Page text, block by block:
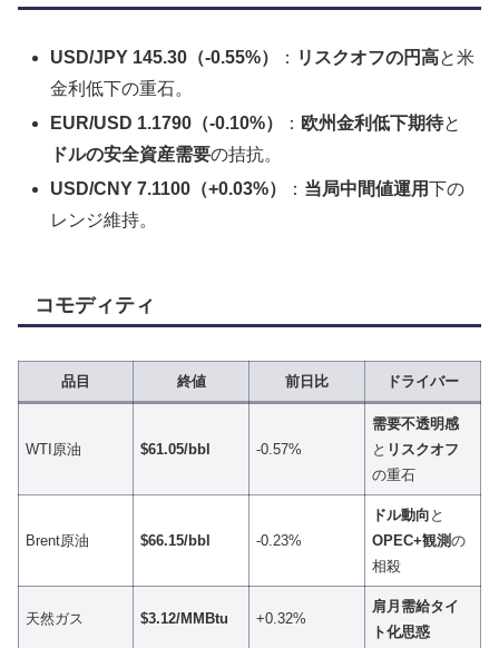
USD/JPY 145.30（-0.55%） ： リスクオフの円高と米
金利低下の重石。
EUR/USD 1.1790（-0.10%）
： 欧州金利低下期待と
ドルの安全資産需要の拮抗。
USD/CNY 7.1100（+0.03%）
： 当局中間値運用下の
レンジ維持。
コモディティ
品目 終値 前日比 ドライバー
WTI原油 $61.05/bbl -0.57%
需要不透明感
と リスクオフ
の重石
Brent原油 $66.15/bbl -0.23%
ドル動向 と
OPEC+観測の
相殺
天然ガス $3.12/MMBtu +0.32%
肩月需給タイ
ト化思惑